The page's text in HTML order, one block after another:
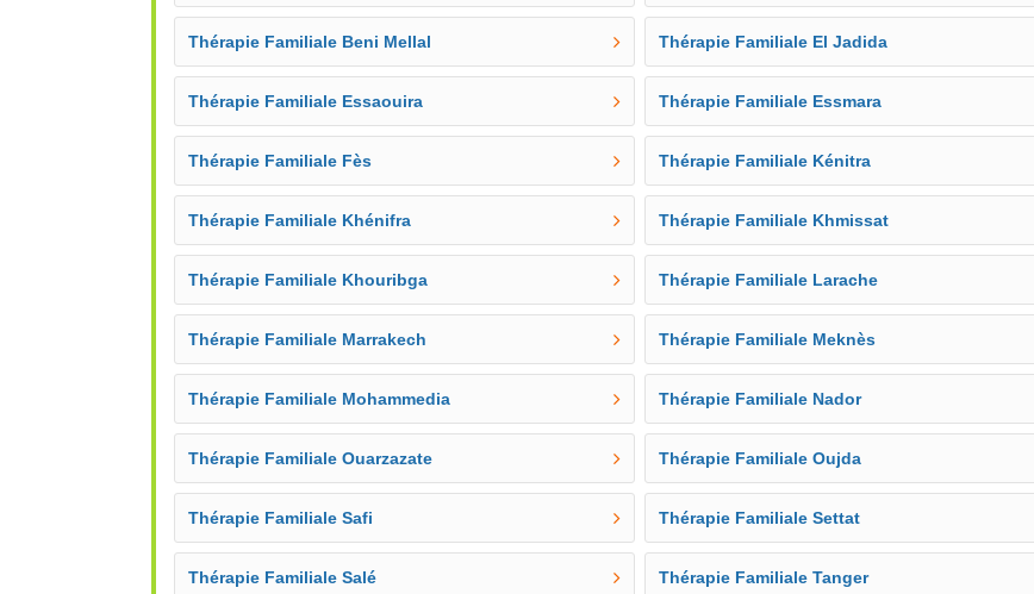
Thérapie Familiale Beni Mellal Thérapie Familiale El Jadida
Thérapie Familiale Essaouira Thérapie Familiale Essmara
Thérapie Familiale Fès Thérapie Familiale Kénitra
Thérapie Familiale Khénifra Thérapie Familiale Khmissat
Thérapie Familiale Khouribga Thérapie Familiale Larache
Thérapie Familiale Marrakech Thérapie Familiale Meknès
Thérapie Familiale Mohammedia Thérapie Familiale Nador
Thérapie Familiale Ouarzazate Thérapie Familiale Oujda
Thérapie Familiale Safi Thérapie Familiale Settat
Thérapie Familiale Salé Thérapie Familiale Tanger